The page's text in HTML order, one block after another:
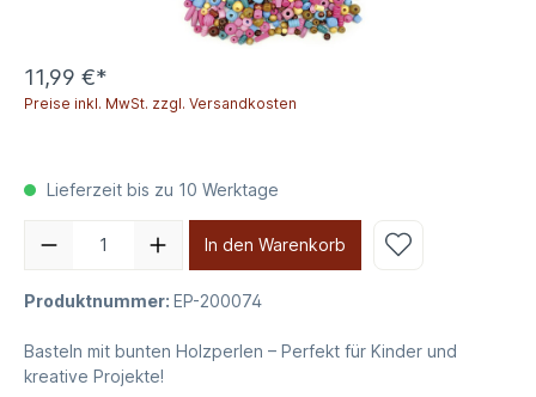
11,99 €*
Preise inkl. MwSt. zzgl. Versandkosten
Lieferzeit bis zu 10 Werktage
In den Warenkorb
Produktnummer: EP-200074
Basteln mit bunten Holzperlen – Perfekt für Kinder und
kreative Projekte!